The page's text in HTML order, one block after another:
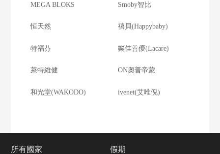
MEGA BLOKS Smoby智比
恒天然 禧貝(Happybaby)
特福芬 樂佳善優(Lacare)
萊特維健 ON奧普帝蒙
和光堂(WAKODO) ivenet(艾唯倪)
所有國家 假期